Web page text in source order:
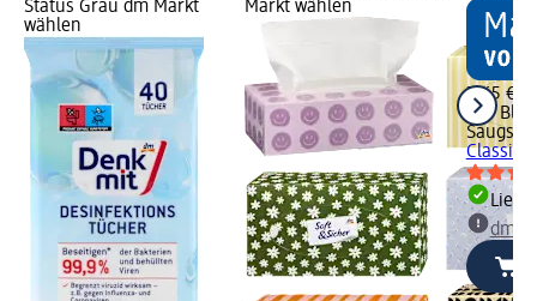
Status Grau dm Markt
wählen
Markt wählen
2,65 €
256 Bl
Classic
dm